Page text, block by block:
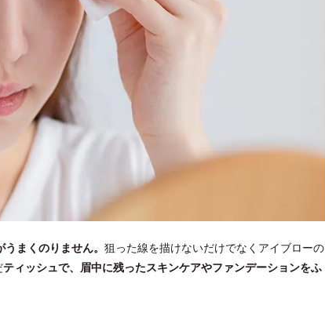
まくのりません。 狙った線を描けないだけでなくアイブローの
ティッシュで、眉中に残ったスキンケアやファンデーションをふ